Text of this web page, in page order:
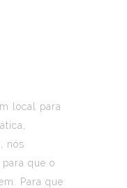
local para
nós
que o
Para que